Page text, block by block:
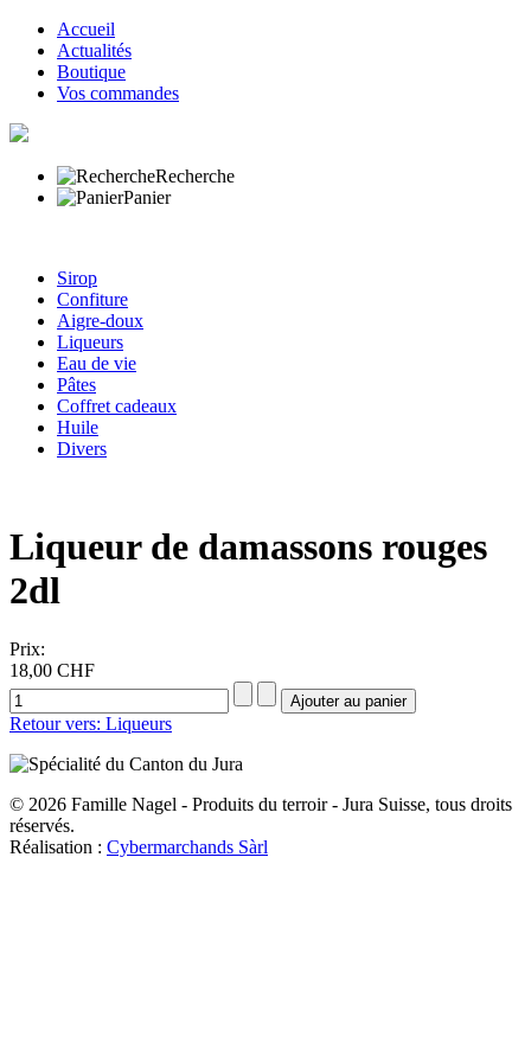
Accueil
Actualités
Boutique
Vos commandes
Recherche
Panier
Sirop
Confiture
Aigre-doux
Liqueurs
Eau de vie
Pâtes
Coffret cadeaux
Huile
Divers
Liqueur de damassons rouges
2dl
Prix:
18,00 CHF
Retour vers: Liqueurs
© 2026 Famille Nagel - Produits du terroir - Jura Suisse, tous droits
réservés.
Réalisation : Cybermarchands Sàrl